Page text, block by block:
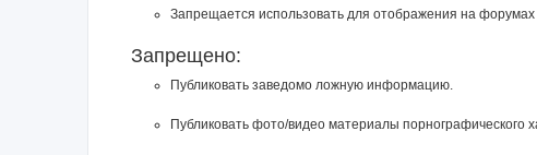
Запрещается использовать для отображения на
Запрещено:
Публиковать заведомо ложнyю инфоpмацию.
Публиковать фото/видео материалы порнографического